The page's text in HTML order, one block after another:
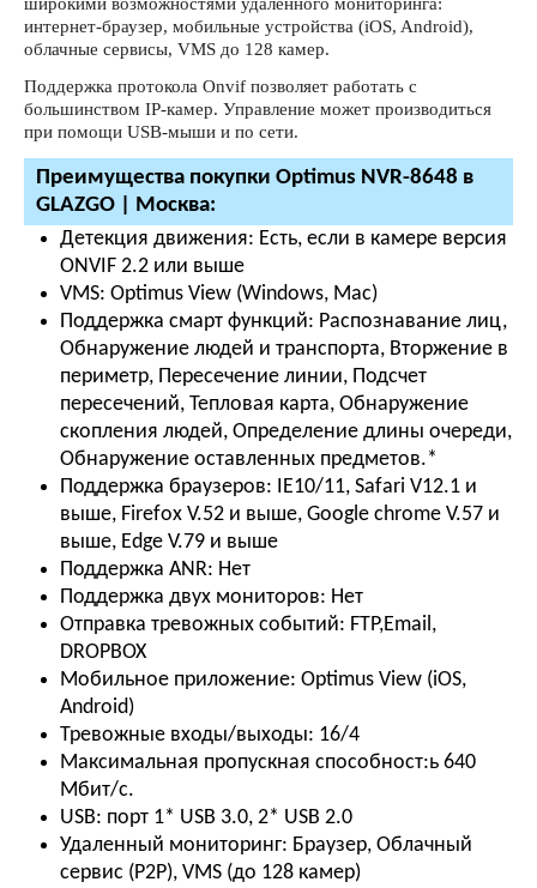
интернет-браузер, мобильные устройства (iOS, Android),
облачные сервисы, VMS до 128 камер.
Поддержка протокола Onvif позволяет работать с
большинством IP-камер. Управление может производиться
при помощи USB-мыши и по сети.
Преимущества покупки Optimus NVR-8648 в
GLAZGO | Москва:
Детекция движения: Есть, если в камере версия
ONVIF 2.2 или выше
VMS: Optimus View (Windows, Mac)
Поддержка смарт функций: Распознавание лиц,
Обнаружение людей и транспорта, Вторжение в
периметр, Пересечение линии, Подсчет
пересечений, Тепловая карта, Обнаружение
скопления людей, Определение длины очереди,
Обнаружение оставленных предметов.*
Поддержка браузеров: IE10/11, Safari V12.1 и
выше, Firefox V.52 и выше, Google chrome V.57 и
выше, Edge V.79 и выше
Поддержка ANR: Нет
Поддержка двух мониторов: Нет
Отправка тревожных событий: FTP,Email,
DROPBOX
Мобильное приложение: Optimus View (iOS,
Android)
Тревожные входы/выходы: 16/4
Максимальная пропускная способност:ь 640
Мбит/с.
USB: порт 1* USB 3.0, 2* USB 2.0
Удаленный мониторинг: Браузер, Облачный
сервис (P2P), VMS (до 128 камер)